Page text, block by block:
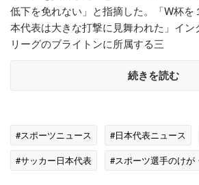
低下を免れない」と指摘した。「W杯を
本代表は大きな打撃に見舞われた」イン
リーグのブライトンに所属する三
続きを読む
#スポーツニュース #日本代表ニュース
#サッカー日本代表
#スポーツ選手のけが